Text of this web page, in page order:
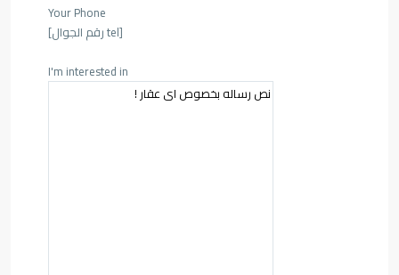
Your Phone
[tel رقم الجوال]
I'm interested in